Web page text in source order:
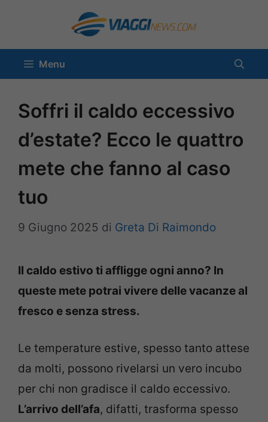
contenuto
Menu
Soffri il caldo eccessivo
d’estate? Ecco le quattro
mete che fanno al caso
tuo
9 Giugno 2025 di Greta Di Raimondo
Il caldo estivo ti affligge ogni anno? In
queste mete potrai vivere delle vacanze al
fresco e senza stress.
Le temperature estive, spesso tanto attese
da molti, possono rivelarsi un vero incubo
per chi non gradisce il caldo eccessivo.
L’arrivo dell’afa, difatti, trasforma spesso